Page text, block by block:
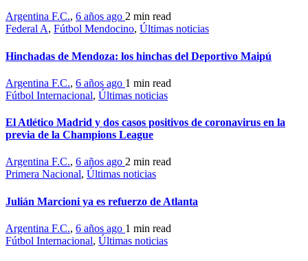
Argentina F.C., 6 años ago 2 min read
Federal A, Fútbol Mendocino, Últimas noticias
Hinchadas de Mendoza: los hinchas del Deportivo Maipú
Argentina F.C., 6 años ago 1 min read
Fútbol Internacional, Últimas noticias
El Atlético Madrid y dos casos positivos de coronavirus en la
previa de la Champions League
Argentina F.C., 6 años ago 2 min read
Primera Nacional, Últimas noticias
Julián Marcioni ya es refuerzo de Atlanta
Argentina F.C., 6 años ago 1 min read
Fútbol Internacional, Últimas noticias